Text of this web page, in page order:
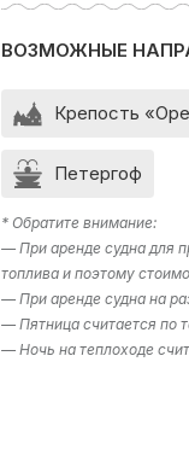
ВОЗМОЖНЫЕ
Крепость
Петергоф
* Обратите внимание:
— При аренде судна для
топлива и поэтому
— При аренде судна на
— Пятница считается по
— Ночь на теплоходе